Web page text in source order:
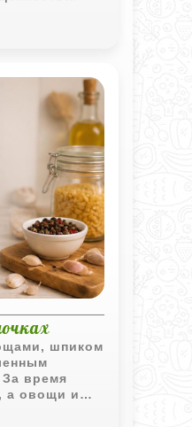
шпиком
время
а овощи и